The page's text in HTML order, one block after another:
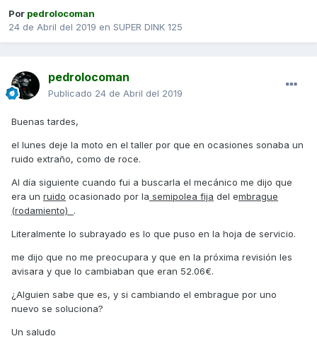
Por pedrolocoman
24 de Abril del 2019 en SUPER DINK 125
pedrolocoman
Publicado 24 de Abril del 2019
Buenas tardes,
el lunes deje la moto en el taller por que en ocasiones sonaba un
ruido extraño, como de roce.
Al día siguiente cuando fui a buscarla el mecánico me dijo que
era un ruido ocasionado por la semipolea fija del embrague
(rodamiento) .
Literalmente lo subrayado es lo que puso en la hoja de servicio.
me dijo que no me preocupara y que en la próxima revisión les
avisara y que lo cambiaban que eran 52.06€.
¿Alguien sabe que es, y si cambiando el embrague por uno
nuevo se soluciona?
Un saludo